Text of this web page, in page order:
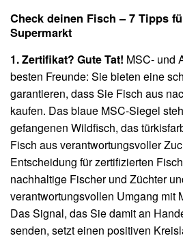
Check deinen Fisch – 7 Tipps
Supermarkt
1. Zertifikat? Gute Tat! MSC- und
besten Freunde: Sie bieten eine
garantieren, dass Sie Fisch aus
kaufen. Das blaue MSC-Siegel
gefangenen Wildfisch, das
Fisch aus verantwortungsvoller
Entscheidung für zertifizierten
nachhaltige Fischer und Züchter
verantwortungsvollen Umgang mit
Das Signal, das Sie damit an
senden, setzt einen positiven